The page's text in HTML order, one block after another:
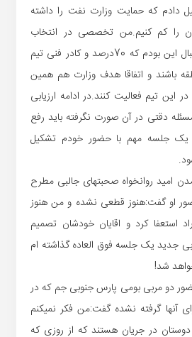
دادم که حمایت وزارت نفت را داشته
را کم کنیم.من تخصصی در انتخاب
سرمربی ندارم و فقط دنبال این بودم که 70درصد و کادر فنی تیم
باشند و اتفاقا هدف وزارت هم همین
این تیم فعالیت کنند.در ادامه ارزیابی
دقتی در آن صورت نگرفته باید رفع
یک جلسه مهم با حضور خودم تشکیل
امید روانخواه صحبتهای جالبی مطرح
او گفت:هنوز قطعی نشده و من هنوز
استعفا کرد و اقایان خودشان تصمیم
جدید یک جلسه فوق العاده گذاشته ام
شد!
دو مربی بومی پارس جنوبی جم که در
آنها گرفته نشده گفت:من فکر نمیکنم
در جریان هستند که از روزی که